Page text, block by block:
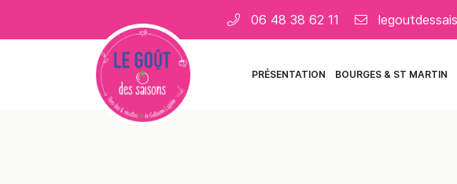
06 48 38 62 11
PRÉSENTATION BOURGES & ST MARTIN
11 rue des places
18110 Saint Martin d'Auxigny
06 48 38 62 11